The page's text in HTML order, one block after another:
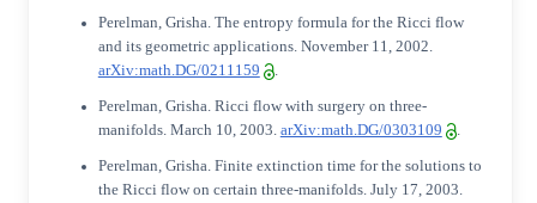
Perelman, Grisha. The entropy formula for the Ricci flow
and its geometric applications. November 11, 2002.
arXiv:math.DG/0211159
.
Perelman, Grisha. Ricci flow with surgery on three-
manifolds. March 10, 2003. arXiv:math.DG/0303109 .
Perelman, Grisha. Finite extinction time for the solutions to
the Ricci flow on certain three-manifolds. July 17, 2003.